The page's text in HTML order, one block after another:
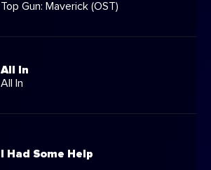
Top Gun: Maverick (OST)
All In
All In
I Had Some Help